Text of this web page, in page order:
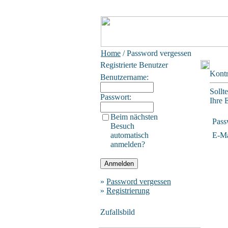
Home / Password vergessen
Registrierte Benutzer
Benutzername:
Passwort:
Beim nächsten
Besuch
automatisch
anmelden?
» Password vergessen
» Registrierung
Zufallsbild
Ihre
E-